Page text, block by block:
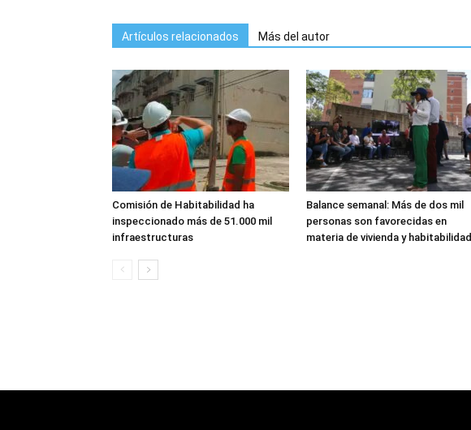
Artículos relacionados Más del autor
Comisión de Habitabilidad ha
inspeccionado más de 51.000 mil
infraestructuras
Balance semanal: Más de dos mil
personas son favorecidas en
materia de vivienda y habitabilidad